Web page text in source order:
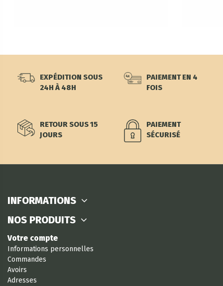
EXPÉDITION SOUS
24H À 48H
PAIEMENT EN 4
FOIS
RETOUR SOUS 15
JOURS
PAIEMENT
SÉCURISÉ
INFORMATIONS
NOS PRODUITS
Votre compte
Informations personnelles
Commandes
Avoirs
Adresses